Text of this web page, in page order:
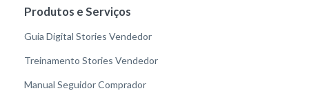
Produtos e Serviços
Guia Digital Stories Vendedor
Treinamento Stories Vendedor
Manual Seguidor Comprador